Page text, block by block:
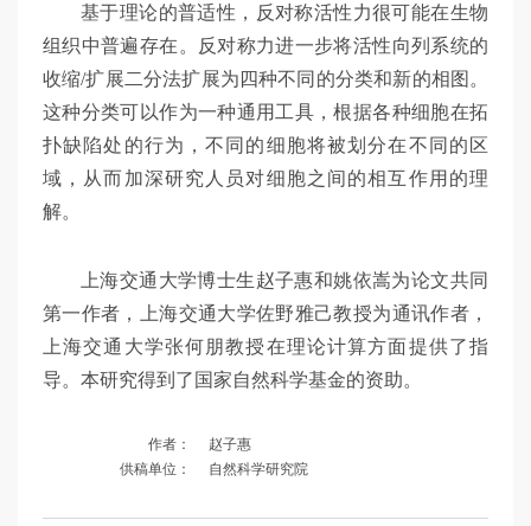
基于理论的普适性，反对称活性力很可能在生物
组织中普遍存在。反对称力进一步将活性向列系统的
收缩/扩展二分法扩展为四种不同的分类和新的相图。
这种分类可以作为一种通用工具，根据各种细胞在拓
扑缺陷处的行为，不同的细胞将被划分在不同的区
域，从而加深研究人员对细胞之间的相互作用的理
解。
上海交通大学博士生赵子惠和姚依嵩为论文共同
第一作者，上海交通大学佐野雅己教授为通讯作者，
上海交通大学张何朋教授在理论计算方面提供了指
导。本研究得到了国家自然科学基金的资助。
作者：
赵子惠
供稿单位：
自然科学研究院